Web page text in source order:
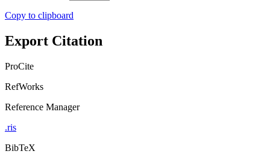
Copy to clipboard
Export Citation
ProCite
RefWorks
Reference Manager
.ris
BibTeX